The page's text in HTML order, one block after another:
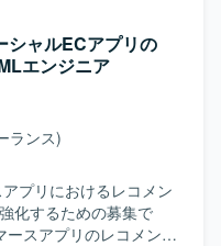
貢献できるポジション
キャリアを築くことが
領域で経験を積むこと
ています。クラウド環
クを活用しながら、
いただきます。
を実施していただきま
タスク分解・ツール連
、エージェントの精度
行っていただきます。
ェント技術への関心が
・実装・改善を主体的
ます。関係者とコミュ
理し、プロダクト品質
いただける方が望まし
ロンプト戦略やエージ
シャルECアプリの
エンジニア
ランス)
プリにおけるレコメン
化するための募集で